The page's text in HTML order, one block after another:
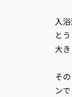
入
と
大
そ
ン